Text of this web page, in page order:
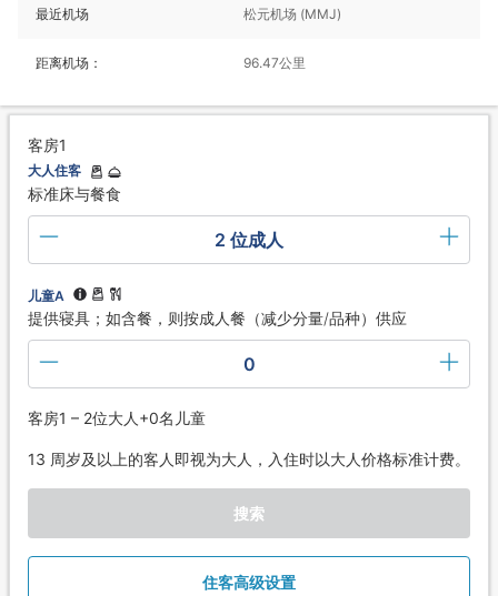
最近机场 松元机场 (MMJ)
距离机场： 96.47公里
客房1
大人住客
标准床与餐食
2 位成人
儿童A
提供寝具；如含餐，则按成人餐（减少分量/品种）供应
0
客房1 – 2位大人+0名儿童
13 周岁及以上的客人即视为大人，入住时以大人价格标准计费。
搜索
住客高级设置